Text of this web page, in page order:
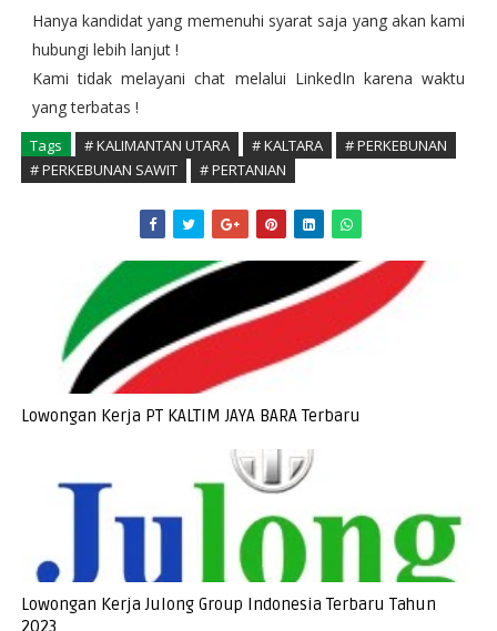
Hanya kandidat yang memenuhi syarat saja yang akan kami
hubungi lebih lanjut !
Kami tidak melayani chat melalui LinkedIn karena waktu
yang terbatas !
Tags # KALIMANTAN UTARA # KALTARA
# PERKEBUNAN
# PERKEBUNAN SAWIT
# PERTANIAN
Lowongan Kerja PT KALTIM JAYA BARA Terbaru
Lowongan Kerja Julong Group Indonesia Terbaru Tahun
2023